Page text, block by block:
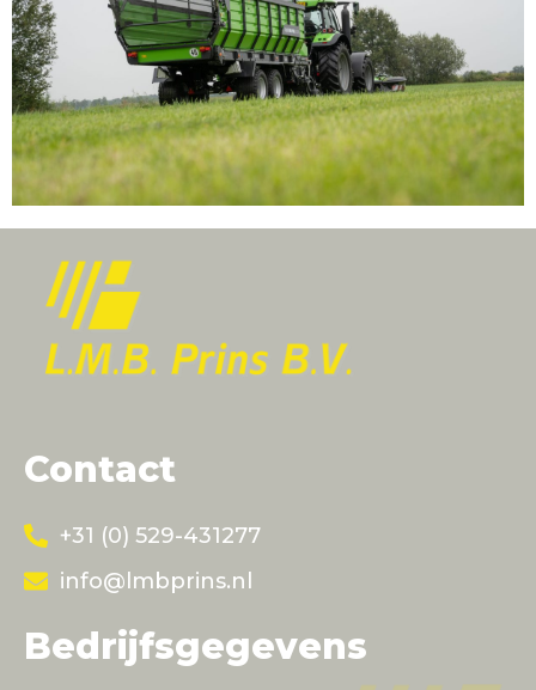
Contact
+31 (0) 529-431277
info@lmbprins.nl
Bedrijfsgegevens